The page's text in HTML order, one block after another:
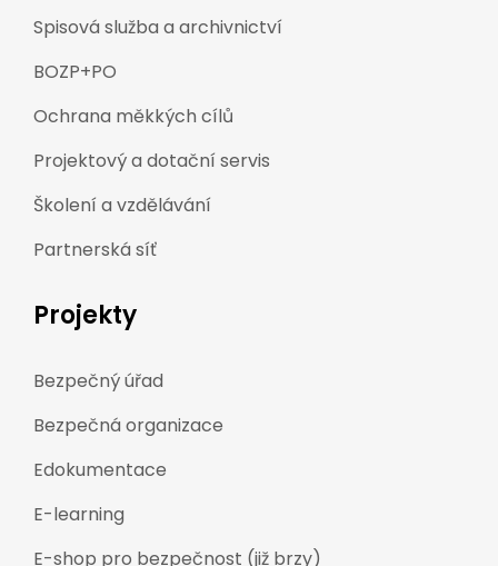
Spisová služba a archivnictví
BOZP+PO
Ochrana měkkých cílů
Projektový a dotační servis
Školení a vzdělávání
Partnerská síť
Projekty
Bezpečný úřad
Bezpečná organizace
Edokumentace
E-learning
E-shop pro bezpečnost (již brzy)